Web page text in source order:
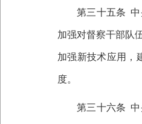
第三十五条
加强对督察干部队
加强新技术应用，
度。
第三十六条